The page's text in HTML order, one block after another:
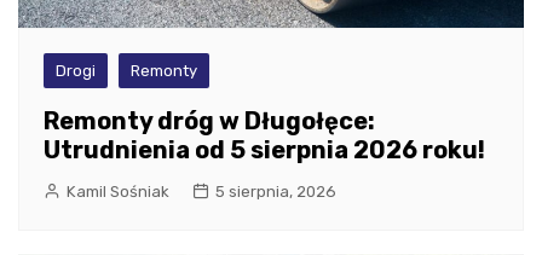
Drogi Remonty
Remonty dróg w Długołęce:
Utrudnienia od 5 sierpnia 2026 roku!
Kamil Sośniak 5 sierpnia, 2026